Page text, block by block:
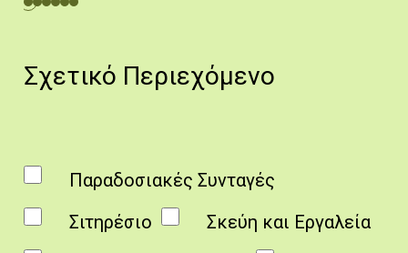
Πηγή: Κατερίνα Λαζάρου.
Σχετικό Περιεχόμενο
Παραδοσιακές Συνταγές
Σιτηρέσιο
Σκεύη και Εργαλεία